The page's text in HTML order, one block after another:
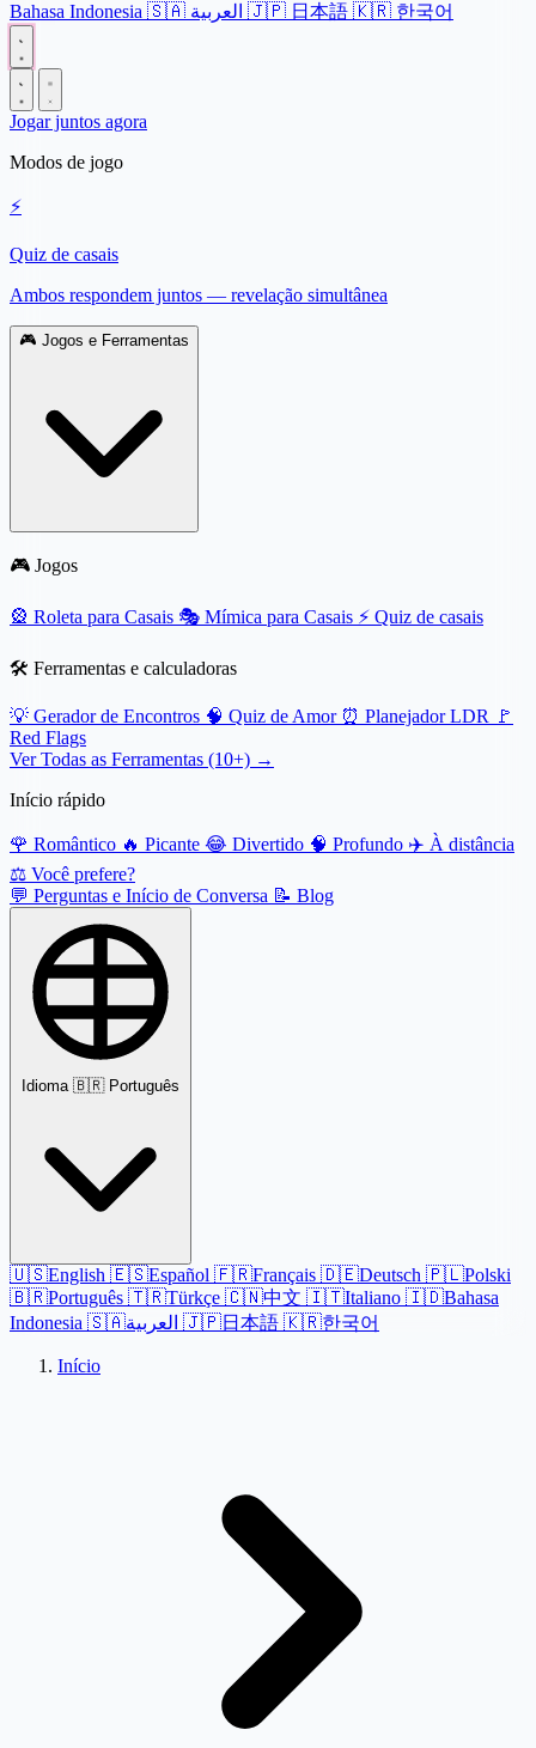
Bahasa Indonesia 🇸🇦 🇯🇵 日本語 🇰🇷 한국어
Jogar juntos agora
Modos de jogo
⚡
Quiz de casais
Ambos respondem juntos — revelação simultânea
🎮 Jogos e Ferramentas
🎮 Jogos
🎡 Roleta para Casais 🎭 Mímica para Casais ⚡ Quiz de casais
🛠️ Ferramentas e calculadoras
💡 Gerador de Encontros 🧠 Quiz de Amor ⏰ Planejador LDR
🚩
Red Flags
Ver Todas as Ferramentas (10+) →
Início rápido
🌹 Romântico 🔥 Picante 😂 Divertido 🧠 Profundo ✈️ À distância
⚖️ Você prefere?
💬 Perguntas e Início de Conversa 📝 Blog
Idioma 🇧🇷 Português
🇺🇸English 🇪🇸Español 🇫🇷Français 🇩🇪Deutsch 🇵🇱Polski
🇧🇷Português 🇹🇷Türkçe 🇨🇳中文 🇮🇹Italiano 🇮🇩Bahasa
Indonesia 🇸🇦 🇯🇵日本語 🇰🇷한국어
Início